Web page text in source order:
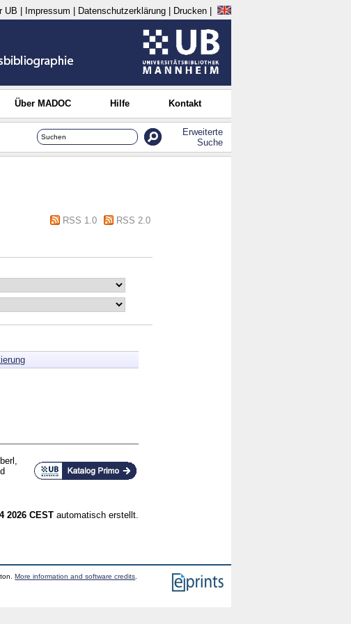
UB Impressum Datenschutzerklärung Drucken
Über MADOC Hilfe Kontakt
Erweiterte
Suche
RSS 1.0
RSS 2.0
2026 CEST automatisch erstellt.
More information and software credits